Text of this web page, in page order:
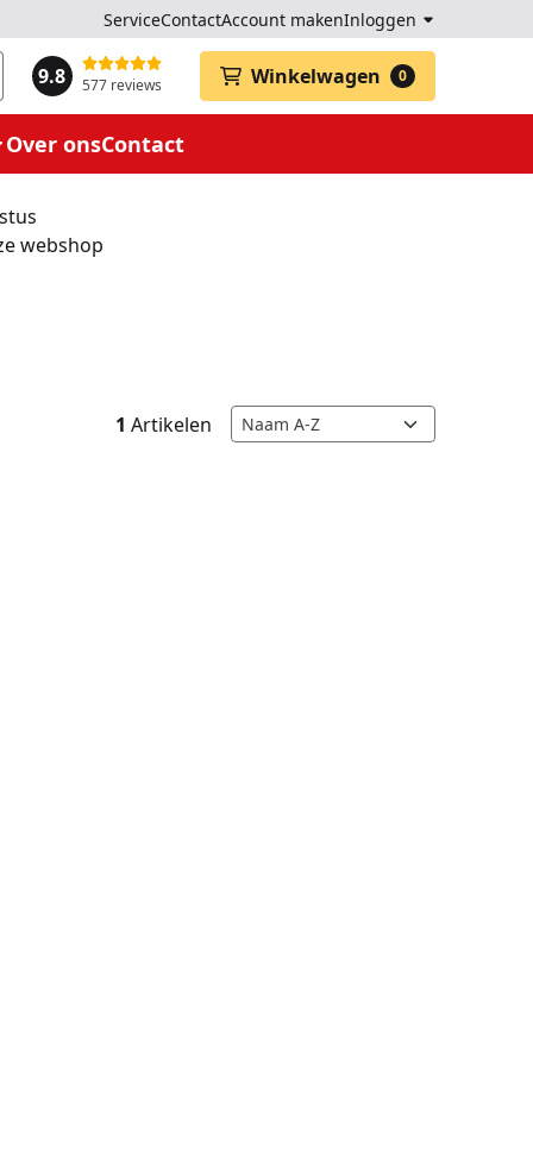
ServiceContactAccount makenInloggen
9.8 577 reviews Winkelwagen 0
Over onsContact
webshop
1 Artikelen Sorteermethode